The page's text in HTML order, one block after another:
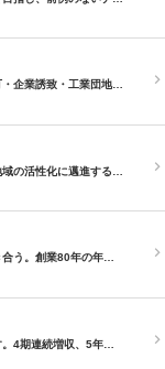
企業誘致・工業団地…
の活性化に邁進する…
う。創業80年の年…
4期連続増収、5年…